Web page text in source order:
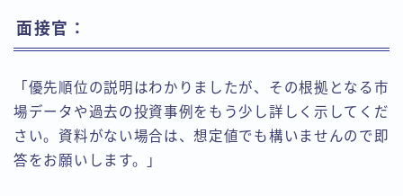
面接官：
「優先順位の説明はわかりましたが、その根拠となる市
場データや過去の投資事例をもう少し詳しく示してくだ
さい。資料がない場合は、想定値でも構いませんので即
答をお願いします。」